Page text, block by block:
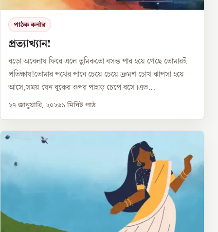
পাঠক কর্নার
প্রত্যাখ্যান!
বড়ো অবেলায় ফিরে এলে তুমিকতো বসন্ত পার হয়ে গেছে তোমারই
প্রতিক্ষায়!তোমার পথের পানে চেয়ে চেয়ে ক্রমশ চোখ ঝাপসা হয়ে
আসে,সময় যেন বুকের ওপর পাহাড় চেপে বসে।এভ...
২৭ জানুয়ারি, ২০২৬১ মিনিট পাঠ